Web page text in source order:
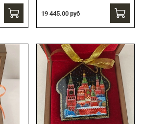
19 445.00 руб